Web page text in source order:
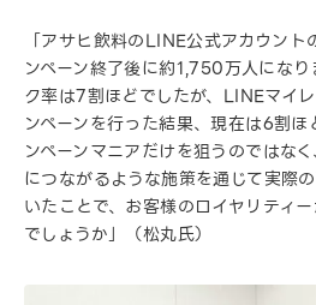
「アサヒ飲料のLINE公式アカウン
ンペーン終了後に約1,750万人にな
ク率は7割ほどでしたが、LINEマイ
ンペーンを行った結果、現在は6割ほ
ンペーンマニアだけを狙うのではな
につながるような施策を通じて実際
いたことで、お客様のロイヤリティ
でしょうか」（松丸氏）